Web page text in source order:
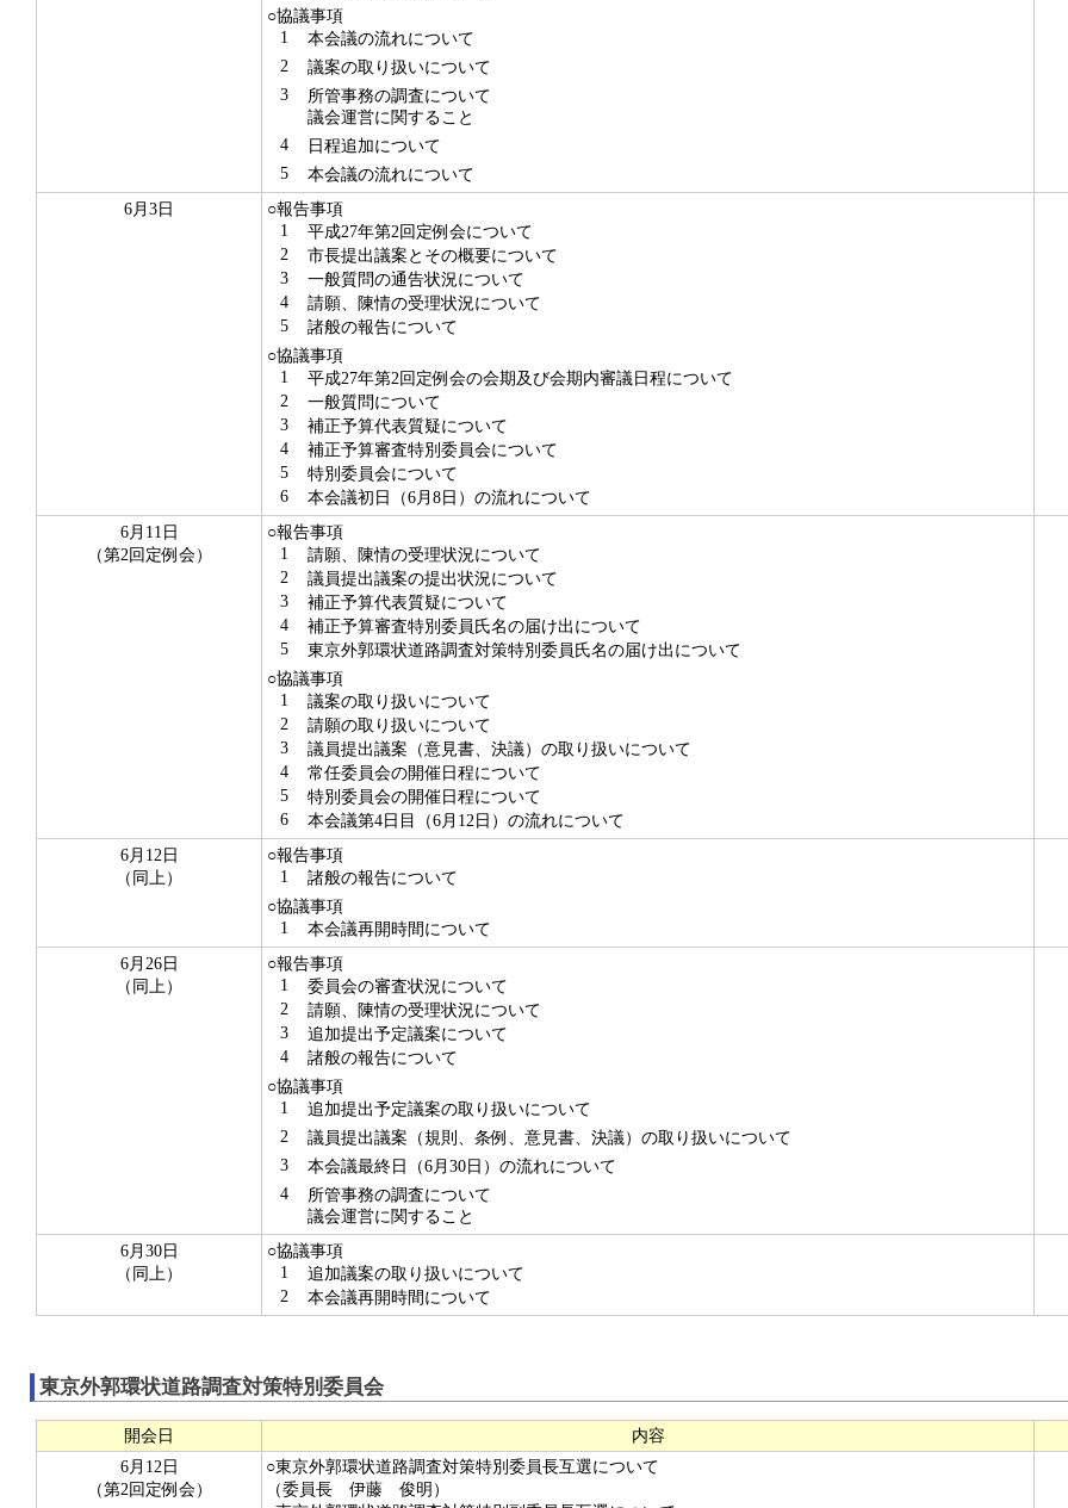
○協議事項
1
本会議の流れについて
2
議案の取り扱いについて
3
所管事務の調査について
議会運営に関すること
4
日程追加について
5
本会議の流れについて
6月3日
○報告事項
1
平成27年第2回定例会について
2
市長提出議案とその概要について
3
一般質問の通告状況について
4
請願、陳情の受理状況について
5
諸般の報告について
○協議事項
1
平成27年第2回定例会の会期及び会期内審議日程について
2
一般質問について
3
補正予算代表質疑について
4
補正予算審査特別委員会について
5
特別委員会について
6
本会議初日（6月8日）の流れについて
6月11日
（第2回定例会）
○報告事項
1
請願、陳情の受理状況について
2
議員提出議案の提出状況について
3
補正予算代表質疑について
4
補正予算審査特別委員氏名の届け出について
5
東京外郭環状道路調査対策特別委員氏名の届け出について
○協議事項
1
議案の取り扱いについて
2
請願の取り扱いについて
3
議員提出議案（意見書、決議）の取り扱いについて
4
常任委員会の開催日程について
5
特別委員会の開催日程について
6
本会議第4日目（6月12日）の流れについて
6月12日
（同上）
○報告事項
1
諸般の報告について
○協議事項
1
本会議再開時間について
6月26日
（同上）
○報告事項
1
委員会の審査状況について
2
請願、陳情の受理状況について
3
追加提出予定議案について
4
諸般の報告について
○協議事項
1
追加提出予定議案の取り扱いについて
2
議員提出議案（規則、条例、意見書、決議）の取り扱いについて
3
本会議最終日（6月30日）の流れについて
4
所管事務の調査について
議会運営に関すること
6月30日
（同上）
○協議事項
1
追加議案の取り扱いについて
2
本会議再開時間について
東京外郭環状道路調査対策特別委員会
開会日
内容
6月12日
（第2回定例会）
○東京外郭環状道路調査対策特別委員長互選について
（委員長 伊藤 俊明）